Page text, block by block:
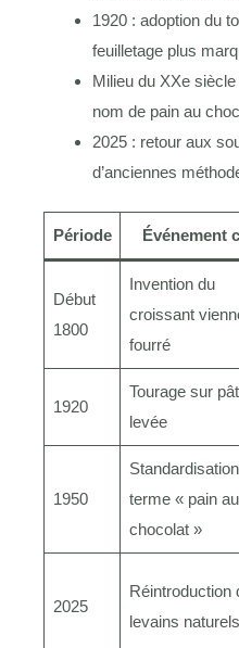
1920 : adoption du
feuilletage plus
Milieu du XXe
nom de pain au
2025 : retour aux
d’anciennes
Période Événement
Début
1800
Invention du
croissant
fourré
1920
Tourage sur
levée
1950
terme « pain au
chocolat »
2025
Réintroduction
levains naturels